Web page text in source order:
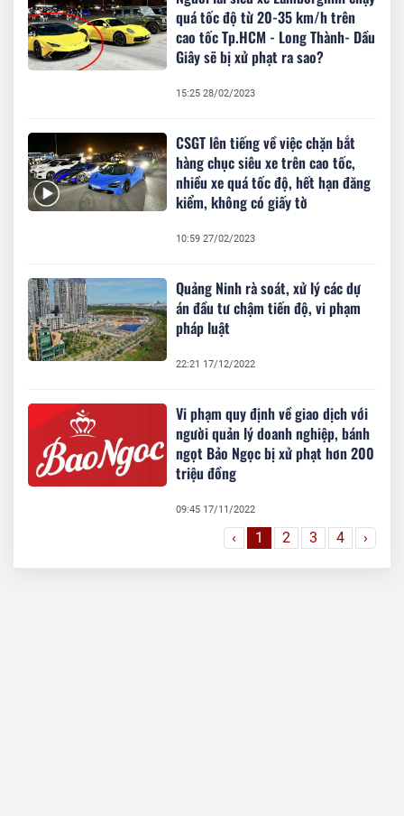
quá tốc độ từ 20-35 km/h trên
cao tốc Tp.HCM - Long Thành- Dầu
Giây sẽ bị xử phạt ra sao?
15:25 28/02/2023
CSGT lên tiếng về việc chặn bắt
hàng chục siêu xe trên cao tốc,
nhiều xe quá tốc độ, hết hạn đăng
kiểm, không có giấy tờ
10:59 27/02/2023
Quảng Ninh rà soát, xử lý các dự
án đầu tư chậm tiến độ, vi phạm
pháp luật
22:21 17/12/2022
Vi phạm quy định về giao dịch với
người quản lý doanh nghiệp, bánh
ngọt Bảo Ngọc bị xử phạt hơn 200
triệu đồng
09:45 17/11/2022
‹ 1 2 3 4 ›